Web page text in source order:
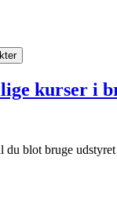
kurser i
blot bruge